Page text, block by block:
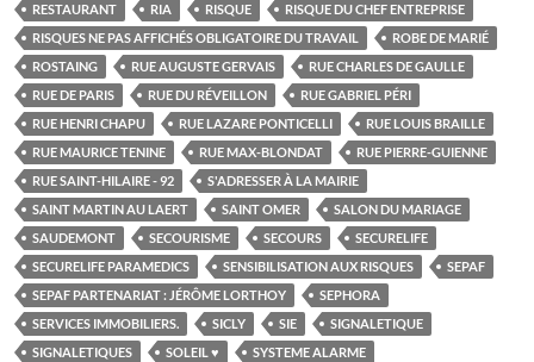
RESTAURANT
RIA RISQUE
RISQUE DU CHEF ENTREPRISE
RISQUES NE PAS AFFICHÉS OBLIGATOIRE DU TRAVAIL
ROBE DE MARIÉ
ROSTAING
RUE AUGUSTE GERVAIS
RUE CHARLES DE GAULLE
RUE DE PARIS
RUE DU RÉVEILLON
RUE GABRIEL PÉRI
RUE HENRI CHAPU
RUE LAZARE PONTICELLI
RUE LOUIS BRAILLE
RUE MAURICE TENINE
RUE MAX-BLONDAT
RUE PIERRE-GUIENNE
RUE SAINT-HILAIRE - 92
S'ADRESSER À LA MAIRIE
SAINT MARTIN AU LAERT
SAINT OMER
SALON DU MARIAGE
SAUDEMONT
SECOURISME SECOURS
SECURELIFE
SECURELIFE PARAMEDICS
SENSIBILISATION AUX RISQUES
SEPAF
SEPAF PARTENARIAT : JÉRÔME LORTHOY
SEPHORA
SERVICES IMMOBILIERS.
SICLY SIE
SIGNALETIQUE
SIGNALETIQUES
SOLEIL ♥
SYSTEME ALARME